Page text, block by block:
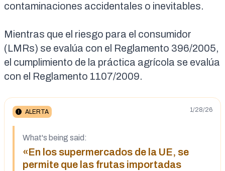
contaminaciones accidentales o inevitables.
Mientras que el riesgo para el consumidor
(LMRs) se evalúa con el Reglamento 396/2005,
el cumplimiento de la práctica agrícola se evalúa
con el Reglamento 1107/2009.
ALERTA 1/28/26
What's being said:
«En los supermercados de la UE, se
permite que las frutas importadas